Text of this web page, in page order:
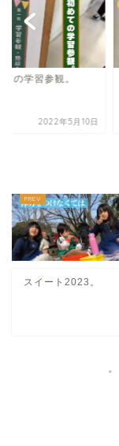
ての学習参観。
2022年5月10日
スイート2023。